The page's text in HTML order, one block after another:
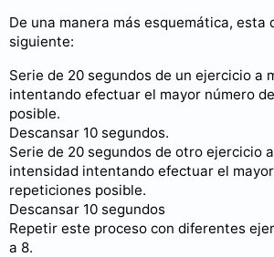
De una manera más esquemática, esta
siguiente:
Serie de 20 segundos de un ejercicio a
intentando efectuar el mayor número
posible.
Descansar 10 segundos.
Serie de 20 segundos de otro ejercicio
intensidad intentando efectuar el
repeticiones posible.
Descansar 10 segundos
Repetir este proceso con diferentes
a 8.